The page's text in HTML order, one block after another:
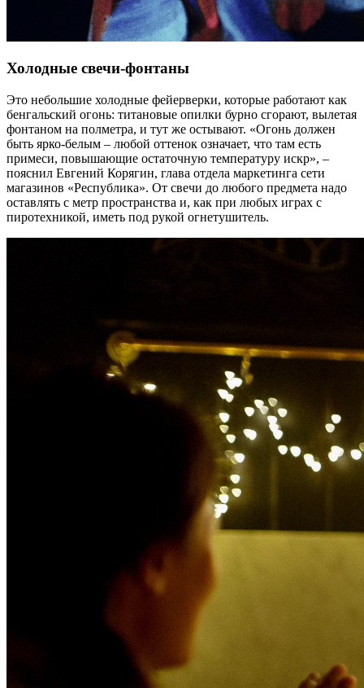
Холодные свечи-фонтаны
Это небольшие холодные фейерверки, которые работают как
бенгальский огонь: титановые опилки бурно сгорают, вылетая
фонтаном на полметра, и тут же остывают. «Огонь должен
быть ярко-белым – любой оттенок означает, что там есть
примеси, повышающие остаточную температуру искр», –
пояснил Евгений Корягин, глава отдела маркетинга сети
магазинов «Республика». От свечи до любого предмета надо
оставлять с метр пространства и, как при любых играх с
пиротехникой, иметь под рукой огнетушитель.